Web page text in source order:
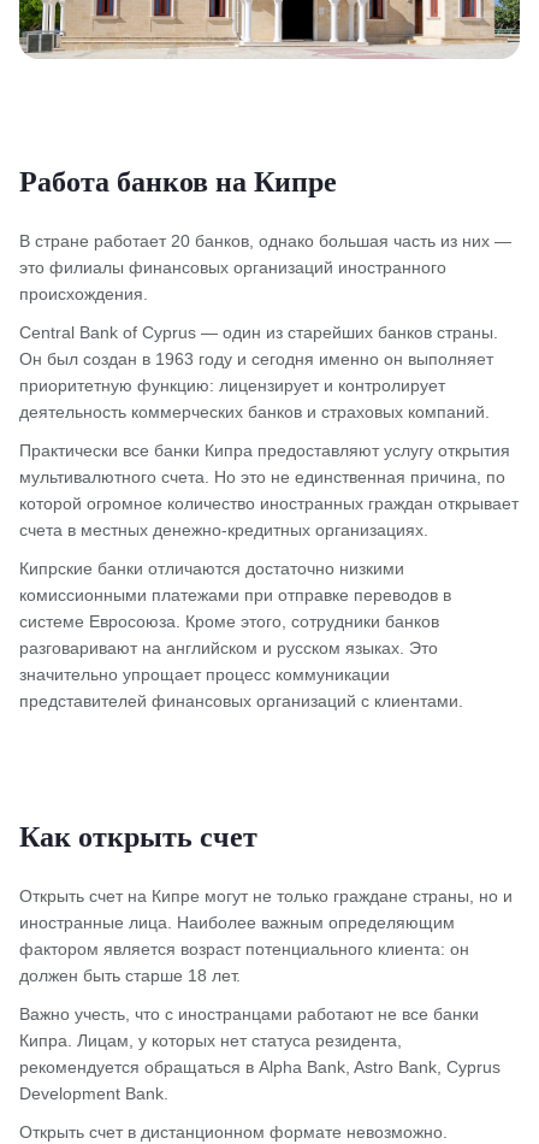
Работа банков на Кипре
В стране работает 20 банков, однако большая часть из них —
это филиалы финансовых организаций иностранного
происхождения.
Central Bank of Cyprus — один из старейших банков страны.
Он был создан в 1963 году и сегодня именно он выполняет
приоритетную функцию: лицензирует и контролирует
деятельность коммерческих банков и страховых компаний.
Практически все банки Кипра предоставляют услугу открытия
мультивалютного счета. Но это не единственная причина, по
которой огромное количество иностранных граждан открывает
счета в местных денежно-кредитных организациях.
Кипрские банки отличаются достаточно низкими
комиссионными платежами при отправке переводов в
системе Евросоюза. Кроме этого, сотрудники банков
разговаривают на английском и русском языках. Это
значительно упрощает процесс коммуникации
представителей финансовых организаций с клиентами.
Как открыть счет
Открыть счет на Кипре могут не только граждане страны, но и
иностранные лица. Наиболее важным определяющим
фактором является возраст потенциального клиента: он
должен быть старше 18 лет.
Важно учесть, что с иностранцами работают не все банки
Кипра. Лицам, у которых нет статуса резидента,
рекомендуется обращаться в Alpha Bank, Astro Bank, Cyprus
Development Bank.
Открыть счет в дистанционном формате невозможно.